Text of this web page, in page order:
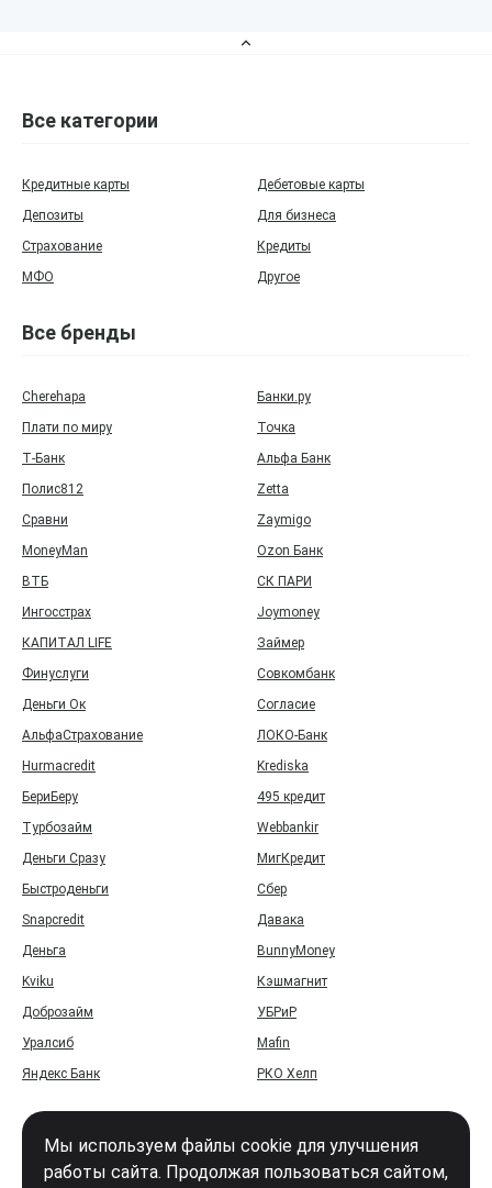
Все категории
Кредитные карты
Дебетовые карты
Депозиты
Для бизнеса
Страхование
Кредиты
МФО
Другое
Все бренды
Cherehapa
Банки.ру
Плати по миру
Точка
Т‑Банк
Альфа Банк
Полис812
Zetta
Сравни
Zaymigo
MoneyMan
Ozon Банк
ВТБ
СК ПАРИ
Ингосстрах
Joymoney
КАПИТАЛ LIFE
Займер
Финуслуги
Совкомбанк
Деньги Ок
Согласие
АльфаСтрахование
ЛОКО-Банк
Hurmacredit
Krediska
БериБеру
495 кредит
Турбозайм
Webbankir
Деньги Сразу
МигКредит
Быстроденьги
Сбер
Snapcredit
Давака
Деньга
BunnyMoney
Kviku
Кэшмагнит
Доброзайм
УБРиР
Уралсиб
Mafin
Яндекс Банк
РКО Хелп
Мы используем файлы cookie для улучшения
работы сайта. Продолжая пользоваться сайтом,